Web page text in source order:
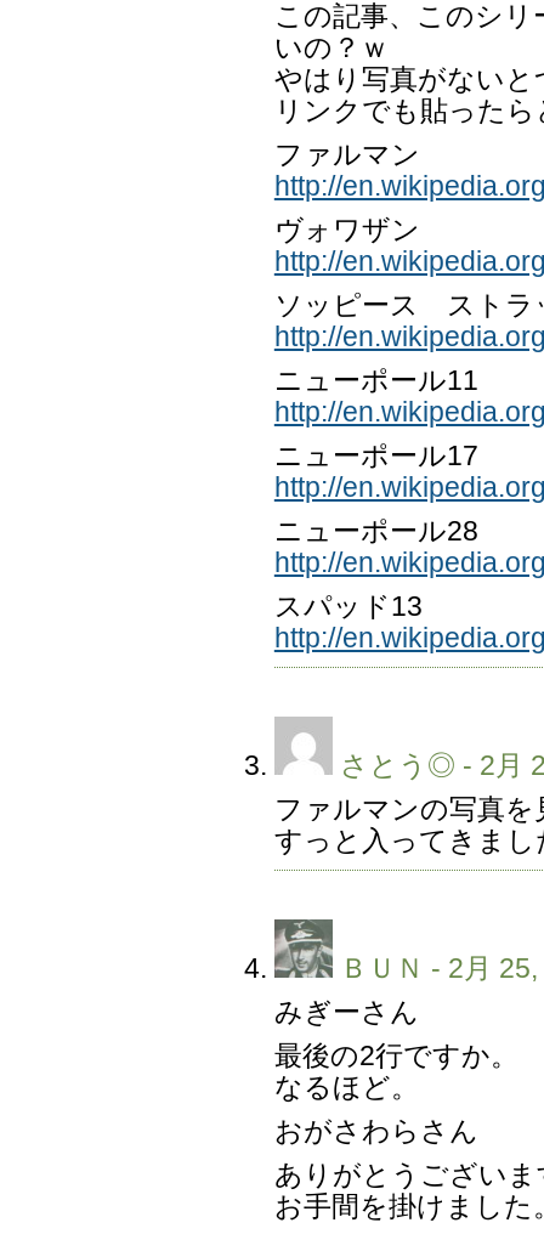
この記事、このシ
いの？ｗ
やはり写真がない
リンクでも貼った
ファルマン
http://
ヴォワザン
http://
ソッピース ストラ
http://
ニューポール11
http://
ニューポール17
http://
ニューポール28
http://
スパッド13
http://
さとう◎ - 2月
ファルマンの写真
すっと入ってきまし
ＢＵＮ - 2月
みぎーさん
最後の2行ですか。
なるほど。
おがさわらさん
ありがとうございま
お手間を掛けました